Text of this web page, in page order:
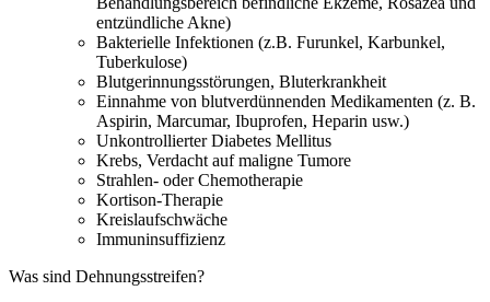
entzündliche Akne)
Bakterielle Infektionen (z.B. Furunkel, Karbunkel,
Tuberkulose)
Blutgerinnungsstörungen, Bluterkrankheit
Einnahme von blutverdünnenden Medikamenten (z. B.
Aspirin, Marcumar, Ibuprofen, Heparin usw.)
Unkontrollierter Diabetes Mellitus
Krebs, Verdacht auf maligne Tumore
Strahlen- oder Chemotherapie
Kortison-Therapie
Kreislaufschwäche
Immuninsuffizienz
Was sind Dehnungsstreifen?